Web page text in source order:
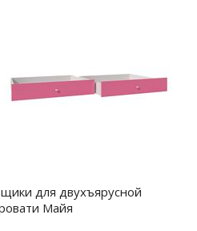
купить
магазинах-салонах сети!
для двухъярусной
Майя